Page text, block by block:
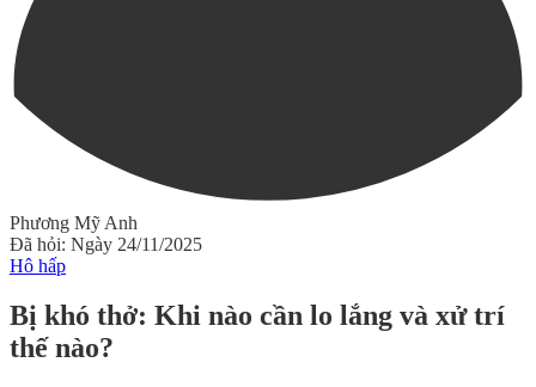
Phương Mỹ Anh
Đã hỏi: Ngày 24/11/2025
Hô hấp
Bị khó thở: Khi nào cần lo lắng và xử trí
thế nào?